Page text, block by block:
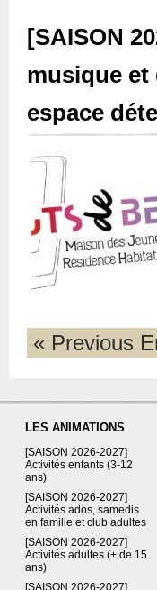
[SAISON
musique et
espace
« Previous
LES ANIMATIONS
[SAISON 2026-2027]
Activités enfants (3-12
ans)
[SAISON 2026-2027]
Activités ados, samedis
en famille et club adultes
[SAISON 2026-2027]
Activités adultes (+ de 15
ans)
[SAISON 2026-2027]